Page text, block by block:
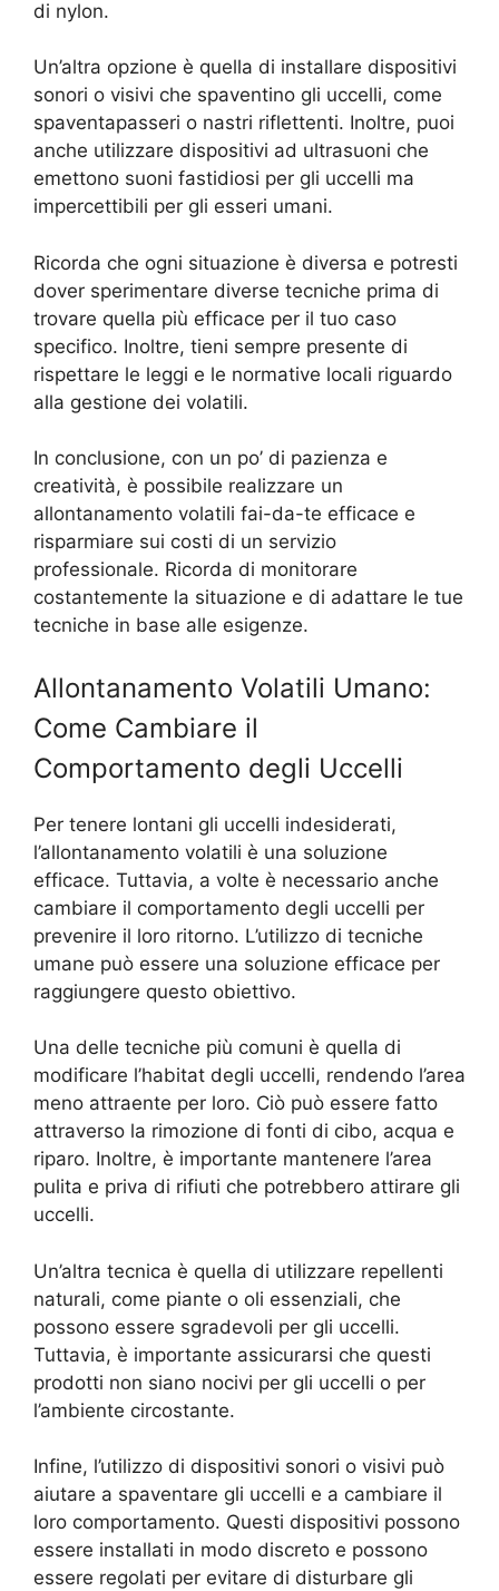
di nylon.
Un’altra opzione è quella di installare dispositivi
sonori o visivi che spaventino gli uccelli, come
spaventapasseri o nastri riflettenti. Inoltre, puoi
anche utilizzare dispositivi ad ultrasuoni che
emettono suoni fastidiosi per gli uccelli ma
impercettibili per gli esseri umani.
Ricorda che ogni situazione è diversa e potresti
dover sperimentare diverse tecniche prima di
trovare quella più efficace per il tuo caso
specifico. Inoltre, tieni sempre presente di
rispettare le leggi e le normative locali riguardo
alla gestione dei volatili.
In conclusione, con un po’ di pazienza e
creatività, è possibile realizzare un
allontanamento volatili fai-da-te efficace e
risparmiare sui costi di un servizio
professionale. Ricorda di monitorare
costantemente la situazione e di adattare le tue
tecniche in base alle esigenze.
Allontanamento Volatili Umano:
Come Cambiare il
Comportamento degli Uccelli
Per tenere lontani gli uccelli indesiderati,
l’allontanamento volatili è una soluzione
efficace. Tuttavia, a volte è necessario anche
cambiare il comportamento degli uccelli per
prevenire il loro ritorno. L’utilizzo di tecniche
umane può essere una soluzione efficace per
raggiungere questo obiettivo.
Una delle tecniche più comuni è quella di
modificare l’habitat degli uccelli, rendendo l’area
meno attraente per loro. Ciò può essere fatto
attraverso la rimozione di fonti di cibo, acqua e
riparo. Inoltre, è importante mantenere l’area
pulita e priva di rifiuti che potrebbero attirare gli
uccelli.
Un’altra tecnica è quella di utilizzare repellenti
naturali, come piante o oli essenziali, che
possono essere sgradevoli per gli uccelli.
Tuttavia, è importante assicurarsi che questi
prodotti non siano nocivi per gli uccelli o per
l’ambiente circostante.
Infine, l’utilizzo di dispositivi sonori o visivi può
aiutare a spaventare gli uccelli e a cambiare il
loro comportamento. Questi dispositivi possono
essere installati in modo discreto e possono
essere regolati per evitare di disturbare gli